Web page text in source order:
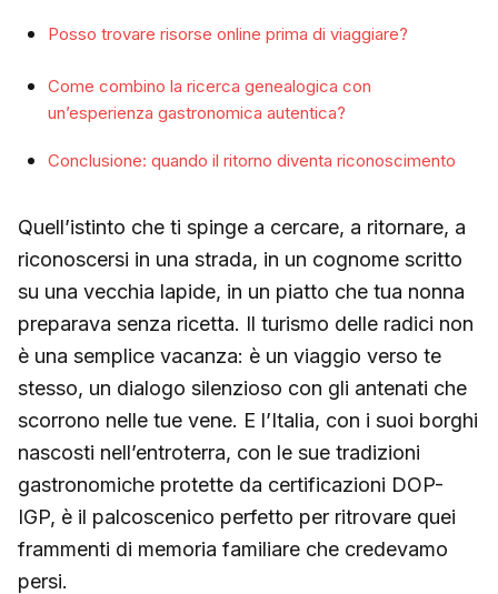
Posso trovare risorse online prima di viaggiare?
Come combino la ricerca genealogica con
un’esperienza gastronomica autentica?
Conclusione: quando il ritorno diventa riconoscimento
Quell’istinto che ti spinge a cercare, a ritornare, a
riconoscersi in una strada, in un cognome scritto
su una vecchia lapide, in un piatto che tua nonna
preparava senza ricetta. Il turismo delle radici non
è una semplice vacanza: è un viaggio verso te
stesso, un dialogo silenzioso con gli antenati che
scorrono nelle tue vene. E l’Italia, con i suoi borghi
nascosti nell’entroterra, con le sue tradizioni
gastronomiche protette da certificazioni DOP-
IGP, è il palcoscenico perfetto per ritrovare quei
frammenti di memoria familiare che credevamo
persi.